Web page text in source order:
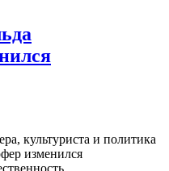
культуриста и политика
изменился